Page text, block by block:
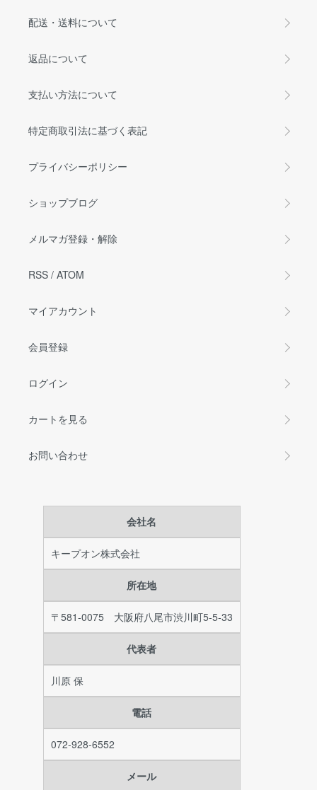
配送・送料について
返品について
支払い方法について
特定商取引法に基づく表記
プライバシーポリシー
ショップブログ
メルマガ登録・解除
RSS / ATOM
マイアカウント
会員登録
ログイン
カートを見る
お問い合わせ
会社名
キープオン株式会社
所在地
〒581-0075 大阪府八尾市渋川町5-5-33
代表者
川原 保
電話
072-928-6552
メール